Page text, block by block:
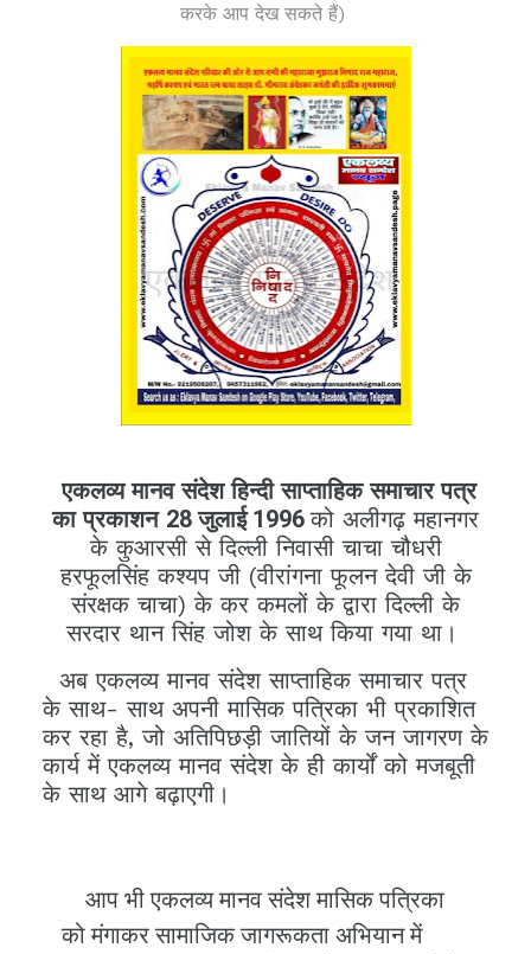
करके आप देख सकते हैं)
एकलव्य मानव संदेश हिन्दी साप्ताहिक समाचार पत्र
का प्रकाशन 28 जुलाई 1996को अलीगढ़ महानगर
के कुआरसी से दिल्ली निवासी चाचा चौधरी
हरफूलसिंह कश्यप जी (वीरांगना फूलन देवी जी के
संरक्षक चाचा) के कर कमलों के द्वारा दिल्ली के
सरदार थान सिंह जोश के साथ किया गया था।
अब एकलव्य मानव संदेश साप्ताहिक समाचार पत्र
के साथ- साथ अपनी मासिक पत्रिका भी प्रकाशित
कर रहा है, जो अतिपिछड़ी जातियों के जन जागरण के
कार्य में एकलव्य मानव संदेश के ही कार्यों को मजबूती
के साथ आगे बढ़ाएगी।
आप भी एकलव्य मानव संदेश मासिक पत्रिका
को मंगाकर सामाजिक जागरूकता अभियान में